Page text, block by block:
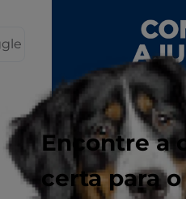
Encontre a
certa para